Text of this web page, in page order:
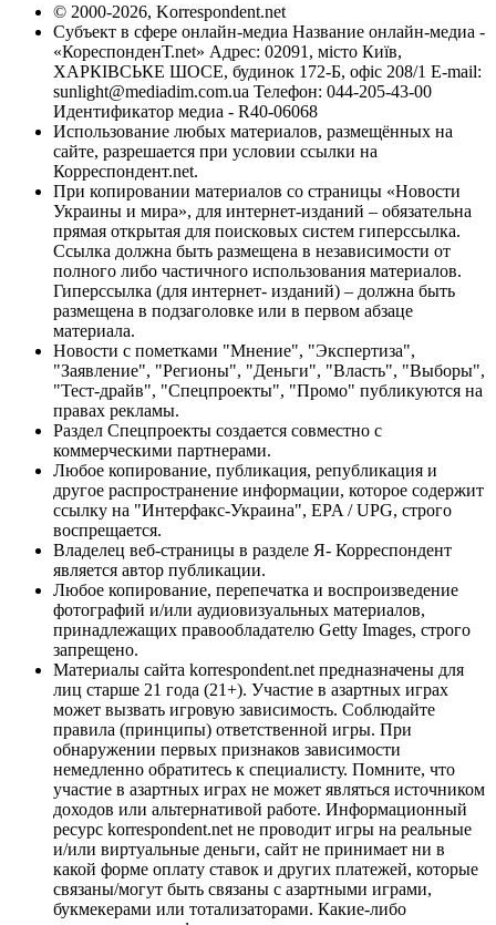
© 2000-2026, Korrespondent.net
Субъект в сфере онлайн-медиа Название онлайн-медиа -
«КореспонденТ.net» Адрес: 02091, місто Київ,
ХАРКІВСЬКЕ ШОСЕ, будинок 172-Б, офіс 208/1 E-mail:
sunlight@mediadim.com.ua Телефон: 044-205-43-00
Идентификатор медиа - R40-06068
Использование любых материалов, размещённых на
сайте, разрешается при условии ссылки на
Корреспондент.net.
При копировании материалов со страницы «Новости
Украины и мира», для интернет-изданий – обязательна
прямая открытая для поисковых систем гиперссылка.
Ссылка должна быть размещена в независимости от
полного либо частичного использования материалов.
Гиперссылка (для интернет- изданий) – должна быть
размещена в подзаголовке или в первом абзаце
материала.
Новости с пометками "Мнение", "Экспертиза",
"Заявление", "Регионы", "Деньги", "Власть", "Выборы",
"Тест-драйв", "Спецпроекты", "Промо" публикуются на
правах рекламы.
Раздел Спецпроекты создается совместно с
коммерческими партнерами.
Любое копирование, публикация, републикация и
другое распространение информации, которое содержит
ссылку на "Интерфакс-Украина", EPA / UPG, строго
воспрещается.
Владелец веб-страницы в разделе Я- Корреспондент
является автор публикации.
Любое копирование, перепечатка и воспроизведение
фотографий и/или аудиовизуальных материалов,
принадлежащих правообладателю Getty Images, строго
запрещено.
Материалы сайта korrespondent.net предназначены для
лиц старше 21 года (21+). Участие в азартных играх
может вызвать игровую зависимость. Соблюдайте
правила (принципы) ответственной игры. При
обнаружении первых признаков зависимости
немедленно обратитесь к специалисту. Помните, что
участие в азартных играх не может являться источником
доходов или альтернативой работе. Информационный
ресурс korrespondent.net не проводит игры на реальные
и/или виртуальные деньги, сайт не принимает ни в
какой форме оплату ставок и других платежей, которые
связаны/могут быть связаны с азартными играми,
букмекерами или тотализаторами. Какие-либо